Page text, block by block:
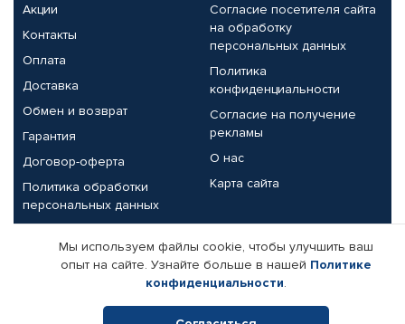
Акции
Контакты
Оплата
Доставка
Обмен и возврат
Гарантия
Договор-оферта
Политика обработки
персональных данных
Согласие посетителя сайта
на обработку
персональных данных
Политика
конфиденциальности
Согласие на получение
рекламы
О нас
Карта сайта
Партнерам
Корпоративным клиентам
Поставщикам
Реквизиты компании
Мы используем файлы cookie, чтобы улучшить ваш
опыт на сайте. Узнайте больше в нашей Политике
конфиденциальности.